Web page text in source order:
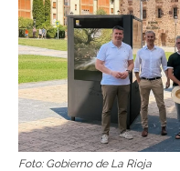
Foto: Gobierno de La Rioja